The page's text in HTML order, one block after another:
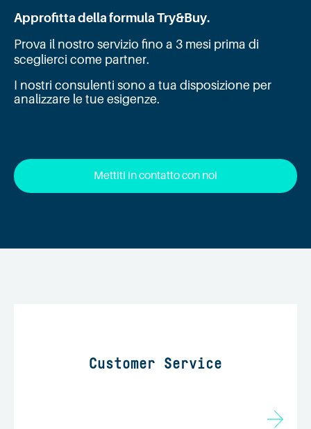
Approfitta della formula Try&Buy.
Prova il nostro servizio fino a 3 mesi prima di
sceglierci come partner.
I nostri consulenti sono a tua disposizione per
analizzare le tue esigenze.
Mettiti in contatto con noi
Customer Service